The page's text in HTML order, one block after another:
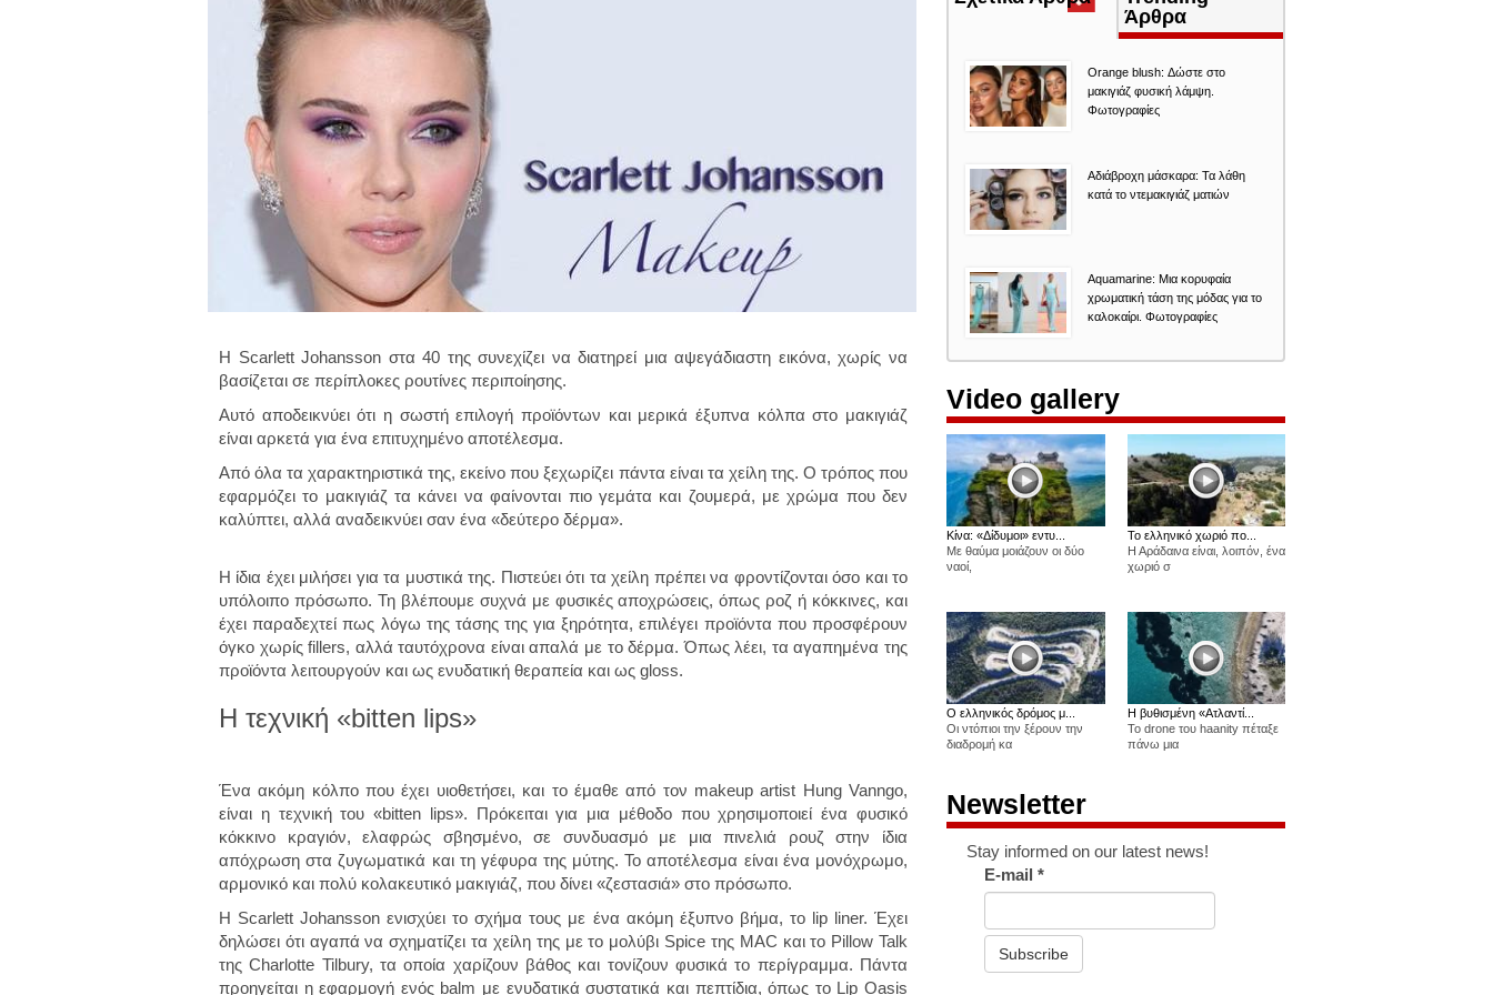
Η Scarlett Johansson στα 40 της συνεχίζει να διατηρεί μια αψεγάδιαστη εικόνα, χωρίς να
βασίζεται σε περίπλοκες ρουτίνες περιποίησης.
Αυτό αποδεικνύει ότι η σωστή επιλογή προϊόντων και μερικά έξυπνα κόλπα στο μακιγιάζ
είναι αρκετά για ένα επιτυχημένο αποτέλεσμα.
Από όλα τα χαρακτηριστικά της, εκείνο που ξεχωρίζει πάντα είναι τα χείλη της. Ο τρόπος που
εφαρμόζει το μακιγιάζ τα κάνει να φαίνονται πιο γεμάτα και ζουμερά, με χρώμα που δεν
καλύπτει, αλλά αναδεικνύει σαν ένα «δεύτερο δέρμα».
Η ίδια έχει μιλήσει για τα μυστικά της. Πιστεύει ότι τα χείλη πρέπει να φροντίζονται όσο και το
υπόλοιπο πρόσωπο. Τη βλέπουμε συχνά με φυσικές αποχρώσεις, όπως ροζ ή κόκκινες, και
έχει παραδεχτεί πως λόγω της τάσης της για ξηρότητα, επιλέγει προϊόντα που προσφέρουν
όγκο χωρίς fillers, αλλά ταυτόχρονα είναι απαλά με το δέρμα. Όπως λέει, τα αγαπημένα της
προϊόντα λειτουργούν και ως ενυδατική θεραπεία και ως gloss.
Η τεχνική «bitten lips»
Ένα ακόμη κόλπο που έχει υιοθετήσει, και το έμαθε από τον makeup artist Hung Vanngo,
είναι η τεχνική του «bitten lips». Πρόκειται για μια μέθοδο που χρησιμοποιεί ένα φυσικό
κόκκινο κραγιόν, ελαφρώς σβησμένο, σε συνδυασμό με μια πινελιά ρουζ στην ίδια
απόχρωση στα ζυγωματικά και τη γέφυρα της μύτης. Το αποτέλεσμα είναι ένα μονόχρωμο,
αρμονικό και πολύ κολακευτικό μακιγιάζ, που δίνει «ζεστασιά» στο πρόσωπο.
Η Scarlett Johansson ενισχύει το σχήμα τους με ένα ακόμη έξυπνο βήμα, το lip liner. Έχει
δηλώσει ότι αγαπά να σχηματίζει τα χείλη της με το μολύβι Spice της MAC και το Pillow Talk
της Charlotte Tilbury, τα οποία χαρίζουν βάθος και τονίζουν φυσικά το περίγραμμα. Πάντα
προηγείται η εφαρμογή ενός balm με ενυδατικά συστατικά και πεπτίδια, όπως το Lip Oasis
καρτέλα)
Άρθρα
Orange blush: Δώστε στο
μακιγιάζ φυσική λάμψη.
Φωτογραφίες
Αδιάβροχη μάσκαρα: Τα λάθη
κατά το ντεμακιγιάζ ματιών
Aquamarine: Μια κορυφαία
χρωματική τάση της μόδας για το
καλοκαίρι. Φωτογραφίες
Video gallery
Κίνα: «Δίδυμοι» εντυ...
Με θαύμα μοιάζουν οι δύο
ναοί,
Το ελληνικό χωριό πο...
Η Αράδαινα είναι, λοιπόν, ένα
χωριό σ
Ο ελληνικός δρόμος μ...
Οι ντόπιοι την ξέρουν την
διαδρομή κα
Η βυθισμένη «Ατλαντί...
Το drone του haanity πέταξε
πάνω μια
Newsletter
Stay informed on our latest news!
E-mail*
Subscribe